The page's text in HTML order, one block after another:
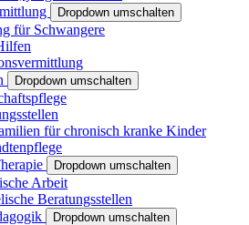
Dropdown umschalten
für Schwangere
Dropdown umschalten
für chronisch kranke Kinder
Dropdown umschalten
Arbeit
Beratungsstellen
Dropdown umschalten